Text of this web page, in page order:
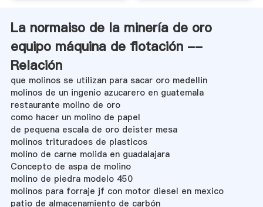
La normaiso de la minería de oro
equipo máquina de flotación --
Relación
que molinos se utilizan para sacar oro medellin
molinos de un ingenio azucarero en guatemala
restaurante molino de oro
como hacer un molino de papel
de pequena escala de oro deister mesa
molinos trituradoes de plasticos
molino de carne molida en guadalajara
Concepto de aspa de molino
molino de piedra modelo 450
molinos para forraje jf con motor diesel en mexico
patio de almacenamiento de carbón